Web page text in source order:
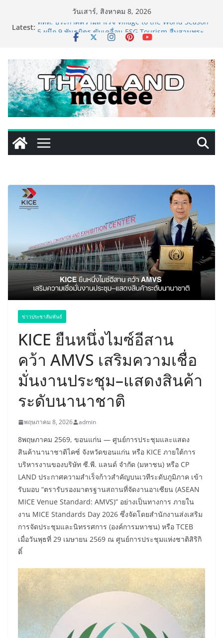
วันเสาร์, สิงหาคม 8, 2026
Latest: ททท. ประกาศความสำเร็จ Village to the World Season
5 ผนึก 9 พันธมิตร ขับเคลื่อน ESG Tourism สืบสานพระ
เหิงลี่ แมนูแฟคเจอริ่ง เทคโนโลยี (ไทยแลนด์) เปิดโรงงาน
แห่งใหม่ในชลบุรี เดินหน้าขยายฐานการผลิตสู่เอเชียตะวัน
ออกเฉียงใต้ เสริมแกร่งยุทธศาสตร์ระดับโลก
LORDNINE จัดศึกคนดังสายเกม ไทย ปะทะ ฟิลิปปินส์ ใน
“Rise of the Tenth Lord” เปิดสงครามกิลด์ข้ามประเทศ
ฉลองเซิร์ฟเวอร์ใหม่ เฮเลนา
PIPPER STANDARD® เปิดตัวแชมพูอาบน้ำ และ โฟมอาบ
แห้งสัตว์เลี้ยง ชูนวัตกรรมพลังธรรมชาติ “Zero-Residue”
เลียขนได้ ปลอดภัย ไร้สารตกค้าง
เริ่มแล้ว! อ.ต.ก.แฟร์ 4 ภาค @ภาคกลาง “มนต์เสน่ห์เกษตร
ไทย สู่ใจกลางมหานคร” ชวนชิม ช้อป สินค้าเกษตร
ข่าวประชาสัมพันธ์
KICE ยืนหนึ่งไมซ์อีสาน
คว้า AMVS เสริมความเชื่อ
มั่นงานประชุม–แสดงสินค้า
ระดับนานาชาติ
พฤษภาคม 8, 2026 admin
8พฤษภาคม 2569, ขอนแก่น — ศูนย์การประชุมและแสดง
สินค้านานาชาติไคซ์ จังหวัดขอนแก่น หรือ KICE ภายใต้การ
บริหารงานของบริษัท ซี.พี. แลนด์ จำกัด (มหาชน) หรือ CP
LAND ประกาศความสำเร็จก้าวสำคัญบนเวทีระดับภูมิภาค เข้า
รับมอบ “ตรารับรองมาตรฐานสถานที่จัดงานอาเซียน (ASEAN
MICE Venue Standard: AMVS)” อย่างเป็นทางการ ภายใน
งาน MICE Standards Day 2026 ซึ่งจัดโดยสำนักงานส่งเสริม
การจัดประชุมและนิทรรศการ (องค์การมหาชน) หรือ TCEB
เมื่อวันพุธที่ 29 เมษายน 2569 ณ ศูนย์การประชุมแห่งชาติสิริกิ
ติ์